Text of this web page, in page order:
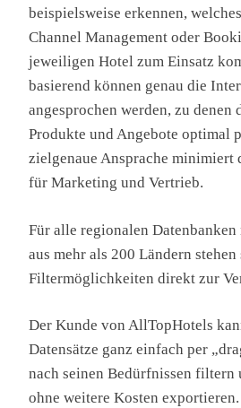
beispielsweise erkennen,
Channel Management oder
jeweiligen Hotel zum Einsatz
basierend können genau die
angesprochen werden, zu denen
Produkte und Angebote optimal
zielgenaue Ansprache minimiert
für Marketing und Vertrieb.
Für alle regionalen Datenbanken
aus mehr als 200 Ländern
Filtermöglichkeiten direkt zur
Der Kunde von AllTopHotels
Datensätze ganz einfach per
nach seinen Bedürfnissen filtern
ohne weitere Kosten